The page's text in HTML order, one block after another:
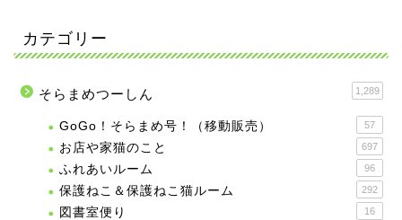
カテゴリー
そらまめつーしん 1,289
GoGo！そらまめ号！（移動販売） 57
お店や家猫のこと 697
ふれあいルーム 96
保護ねこ＆保護ねこ猫ルーム 292
図書室便り 16